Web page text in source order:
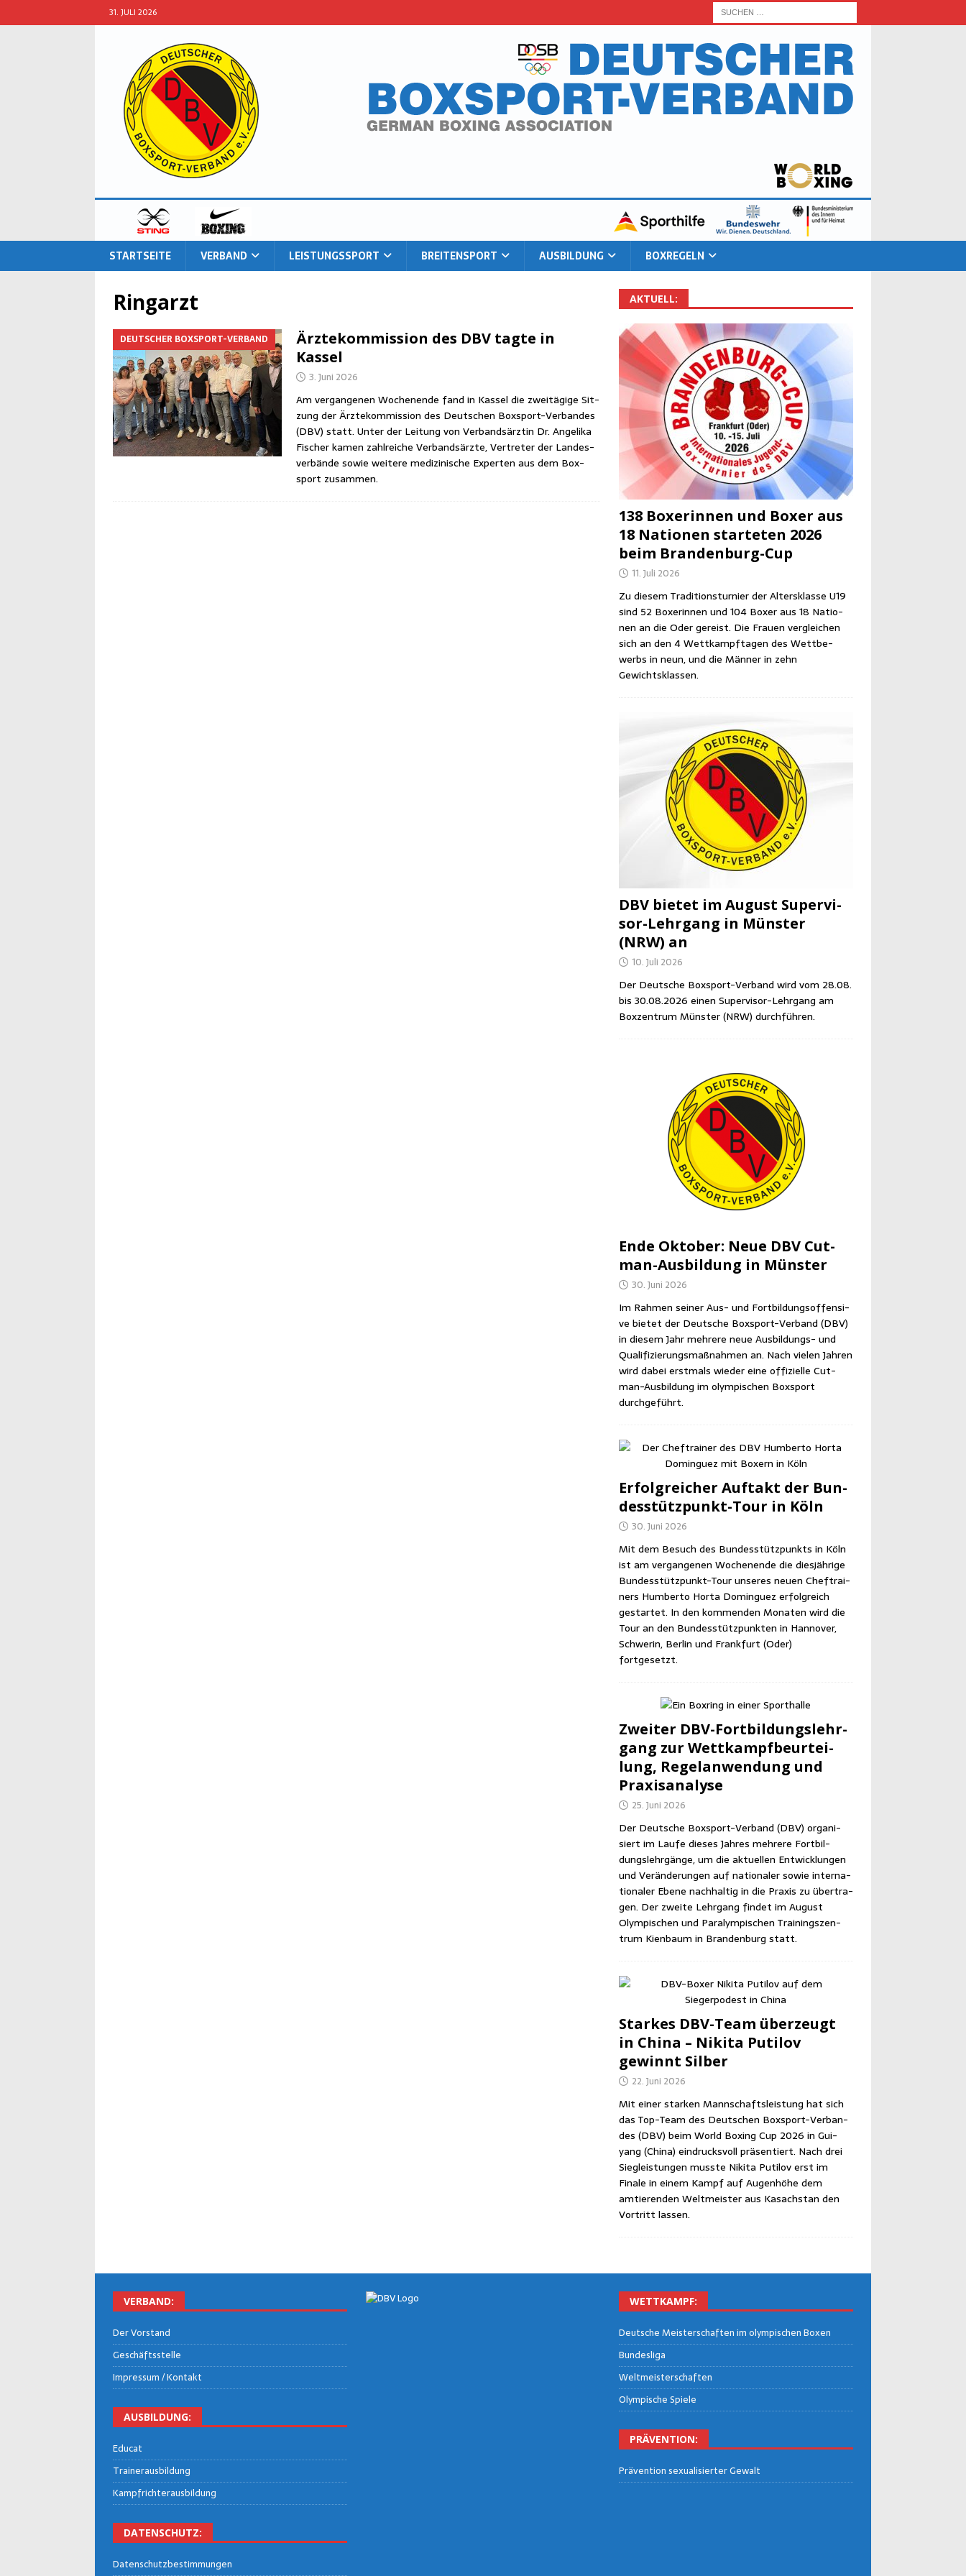
31. JULI 2026
START­SEI­TE VER­BAND LEIS­TUNGS­SPORT BREI­TEN­SPORT AUS­BIL­DUNG BOX­RE­GELN
Ringarzt
DEUTSCHER BOXSPORT-VERBAND
Ärz­te­kom­mis­si­on des DBV tag­te in
Kassel
3. Juni 2026
Am ver­gan­ge­nen Wochen­en­de fand in Kas­sel die zwei­tä­gi­ge Sit­
zung der Ärz­te­kom­mis­si­on des Deut­schen Box­sport-Ver­ban­des
(DBV) statt. Unter der Lei­tung von Ver­bands­ärz­tin Dr. Ange­li­ka
Fischer kamen zahl­rei­che Ver­bands­ärz­te, Ver­tre­ter der Lan­des­
ver­bän­de sowie wei­te­re medi­zi­ni­sche Exper­ten aus dem Box­
sport zusammen.
AKTU­ELL:
138 Boxe­rin­nen und Boxer aus
18 Natio­nen star­te­ten 2026
beim Brandenburg-Cup
11. Juli 2026
Zu die­sem Tra­di­ti­ons­tur­nier der Alters­klas­se U19
sind 52 Boxe­rin­nen und 104 Boxer aus 18 Natio­
nen an die Oder gereist. Die Frau­en ver­glei­chen
sich an den 4 Wett­kampf­ta­gen des Wett­be­
werbs in neun, und die Män­ner in zehn
Gewichtsklassen.
DBV bie­tet im August Super­vi­
sor-Lehr­gang in Müns­ter
(NRW) an
10. Juli 2026
Der Deut­sche Box­sport-Ver­band wird vom 28.08.
bis 30.08.2026 einen Super­vi­sor-Lehr­gang am
Box­zen­trum Müns­ter (NRW) durchführen.
Ende Okto­ber: Neue DBV Cut­
man-Aus­bil­dung in Münster
30. Juni 2026
Im Rah­men sei­ner Aus- und Fort­bil­dungs­of­fen­si­
ve bie­tet der Deut­sche Box­sport-Ver­band (DBV)
in die­sem Jahr meh­re­re neue Aus­bil­dungs- und
Qua­li­fi­zie­rungs­maß­nah­men an. Nach vie­len Jah­ren
wird dabei erst­mals wie­der eine offi­zi­el­le Cut­
man-Aus­bil­dung im olym­pi­schen Box­sport
durchgeführt.
Erfolg­rei­cher Auf­takt der Bun­
des­stütz­punkt-Tour in Köln
30. Juni 2026
Mit dem Besuch des Bun­des­stütz­punkts in Köln
ist am ver­gan­ge­nen Wochen­en­de die dies­jäh­ri­ge
Bun­des­stütz­punkt-Tour unse­res neu­en Chef­trai­
ners Hum­ber­to Horta Dom­in­guez erfolg­reich
gestar­tet. In den kom­men­den Mona­ten wird die
Tour an den Bun­des­stütz­punk­ten in Han­no­ver,
Schwe­rin, Ber­lin und Frank­furt (Oder)
fortgesetzt.
Zwei­ter DBV-Fort­bil­dungs­lehr­
gang zur Wett­kampf­be­ur­tei­
lung, Regel­an­wen­dung und
Praxisanalyse
25. Juni 2026
Der Deut­sche Box­sport-Ver­band (DBV) orga­ni­
siert im Lau­fe die­ses Jah­res meh­re­re Fort­bil­
dungs­lehr­gän­ge, um die aktu­el­len Ent­wick­lun­gen
und Ver­än­de­run­gen auf natio­na­ler sowie inter­na­
tio­na­ler Ebe­ne nach­hal­tig in die Pra­xis zu über­tra­
gen. Der zwei­te Lehr­gang fin­det im August
Olym­pi­schen und Para­lym­pi­schen Trai­nings­zen­
trum Kien­baum in Bran­den­burg statt.
Star­kes DBV-Team über­zeugt
in Chi­na – Niki­ta Puti­l­ov
gewinnt Silber
22. Juni 2026
Mit einer star­ken Mann­schafts­leis­tung hat sich
das Top-Team des Deut­schen Box­sport-Ver­ban­
des (DBV) beim World Boxing Cup 2026 in Gui­
yang (Chi­na) ein­drucks­voll prä­sen­tiert. Nach drei
Sieg­leis­tun­gen muss­te Niki­ta Puti­l­ov erst im
Fina­le in einem Kampf auf Augen­hö­he dem
amtie­ren­den Welt­meis­ter aus Kasach­stan den
Vor­tritt lassen.
VER­BAND:
Der Vor­stand
Geschäfts­stel­le
Impres­sum / Kontakt
AUS­BIL­DUNG:
Edu­cat
Trai­ner­aus­bil­dung
Kampf­rich­ter­aus­bil­dung
DATEN­SCHUTZ:
Daten­schutz­be­stim­mun­gen
WETT­KAMPF:
Deut­sche Meis­ter­schaf­ten im olym­pi­schen Boxen
Bun­des­li­ga
Welt­meis­ter­schaf­ten
Olym­pi­sche Spiele
PRÄ­VEN­TI­ON:
Prä­ven­ti­on sexua­li­sier­ter Gewalt